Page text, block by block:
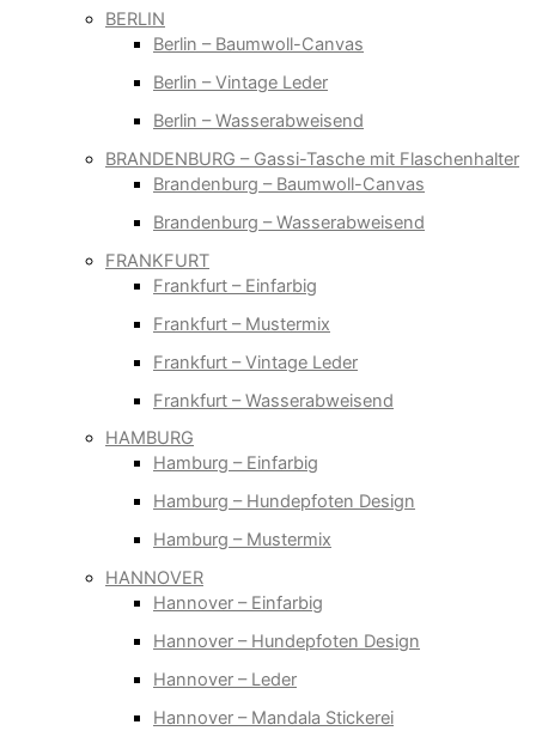
BERLIN
Berlin – Baumwoll-Canvas
Berlin – Vintage Leder
Berlin – Wasserabweisend
BRANDENBURG – Gassi-Tasche mit Flaschenhalter
Brandenburg – Baumwoll-Canvas
Brandenburg – Wasserabweisend
FRANKFURT
Frankfurt – Einfarbig
Frankfurt – Mustermix
Frankfurt – Vintage Leder
Frankfurt – Wasserabweisend
HAMBURG
Hamburg – Einfarbig
Hamburg – Hundepfoten Design
Hamburg – Mustermix
HANNOVER
Hannover – Einfarbig
Hannover – Hundepfoten Design
Hannover – Leder
Hannover – Mandala Stickerei